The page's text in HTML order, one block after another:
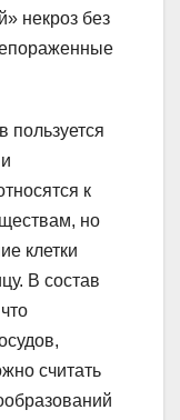
некроз без
пользуется
к
но
клетки
В состав
считать